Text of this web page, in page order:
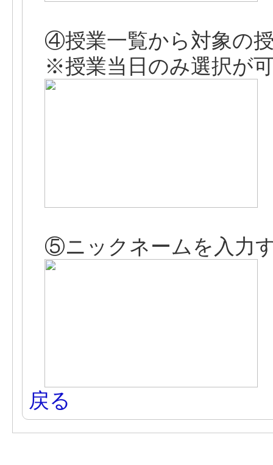
④授業一覧から対象の
※授業当日のみ選択が
⑤ニックネームを入力
戻る